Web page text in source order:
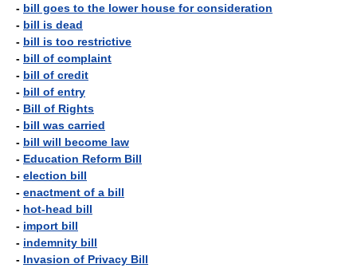
- bill goes to the lower house for consideration
- bill is dead
- bill is too restrictive
- bill of complaint
- bill of credit
- bill of entry
- Bill of Rights
- bill was carried
- bill will become law
- Education Reform Bill
- election bill
- enactment of a bill
- hot-head bill
- import bill
- indemnity bill
- Invasion of Privacy Bill